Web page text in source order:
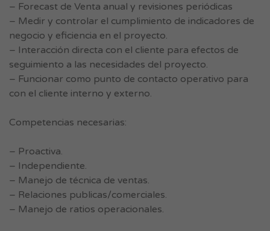
– Forecast de Venta anual y revisiones periódicas
– Medir y controlar el cumplimiento de indicadores de
negocio y eficiencia en el proyecto.
– Interacción directa con el cliente para efectos de
seguimiento a las necesidades del proyecto.
– Funcionar como punto de contacto operativo para
con el cliente interno y externo.
Competencias necesarias:
– Proactiva.
– Independiente.
– Manejo de técnica de ventas.
– Relaciones publicas/comerciales.
– Manejo de ratios operacionales.